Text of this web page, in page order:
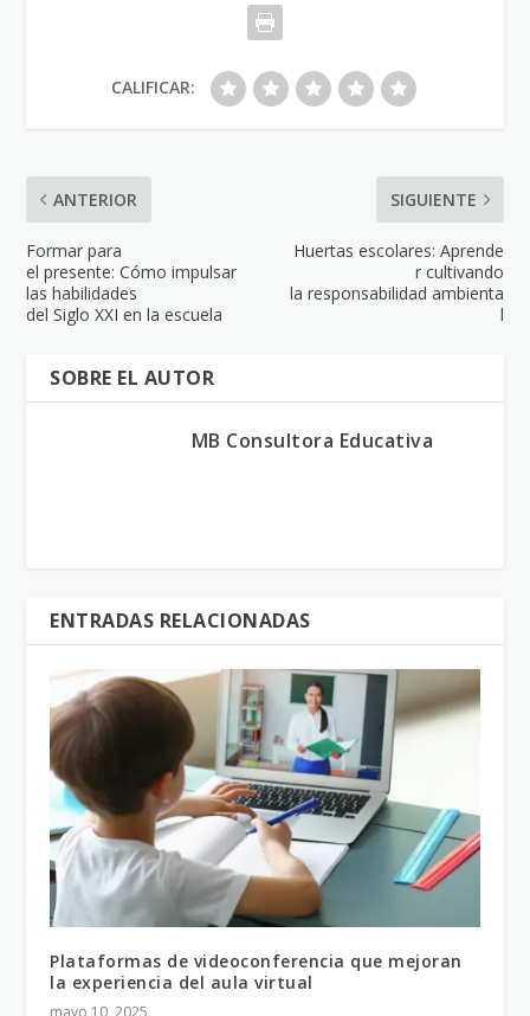
CALIFICAR:
ANTERIOR
Formar para
el presente: Cómo impulsar
las habilidades
del Siglo XXI en la escuela
SIGUIENTE
Huertas escolares: Aprende
r cultivando
la responsabilidad ambienta
l
SOBRE EL AUTOR
MB Consultora Educativa
ENTRADAS RELACIONADAS
Plataformas de videoconferencia que mejoran
la experiencia del aula virtual
mayo 10, 2025